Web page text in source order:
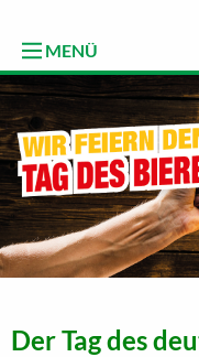
MENÜ
Der Tag des